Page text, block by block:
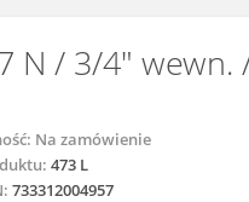
N / 3/4"
Na zamówienie
473 L
733312004957